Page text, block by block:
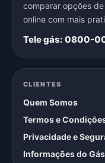
comparar opções
online com mais
Tele gás: 0800-
CLIENTES
Quem Somos
Termos e
Privacidade e
Informações do Gás